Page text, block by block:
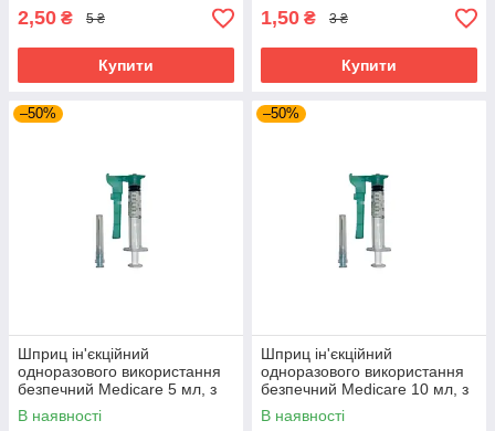
2,50 ₴ 5 ₴
Купити
1,50 ₴ 3 ₴
Купити
–50%
Шприц ін'єкційний
одноразового використання
безпечний Medicare 5 мл, з
голкою 0,6х25 мм Луер локк
В наявності
–50%
Шприц ін'єкційний
одноразового використання
безпечний Medicare 10 мл, з
голкою 0,7х38 мм Луер локк
В наявності